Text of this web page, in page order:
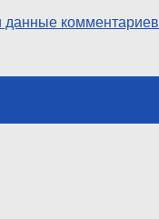
данные комментариев